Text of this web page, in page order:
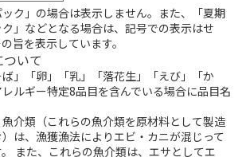
ク」の場合は表示しません。また、「夏期
」などとなる場合は、記号での表示はせ
旨を表示しています。
いて
」「卵」「乳」「落花生」「えび」「か
ルギー特定8品目を含んでいる場合に品目名
介類（これらの魚介類を原材料として製造
は、漁獲漁法によりエビ・カニが混じって
また、これらの魚介類は、エサとしてエ